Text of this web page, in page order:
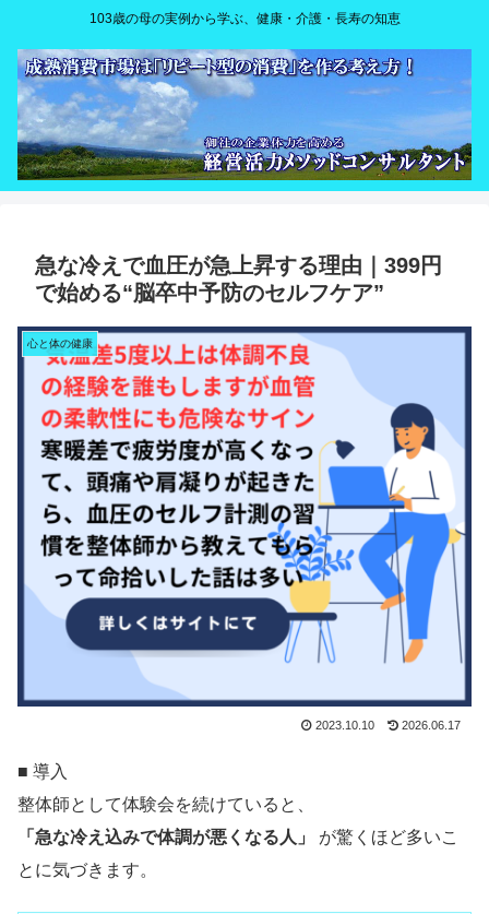
103歳の母の実例から学ぶ、健康・介護・長寿の知恵
急な冷えで血圧が急上昇する理由｜399円
で始める“脳卒中予防のセルフケア”
心と体の健康
2023.10.10 2026.06.17
■ 導入
整体師として体験会を続けていると、
「急な冷え込みで体調が悪くなる人」
が驚くほど多いこ
とに気づきます。